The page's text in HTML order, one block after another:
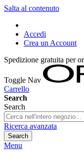
Salta al contenuto
Accedi
Crea un Account
Spedizione gratuita per
Toggle Nav
Carrello
Search
Search
Ricerca avanzata
Search
Menu